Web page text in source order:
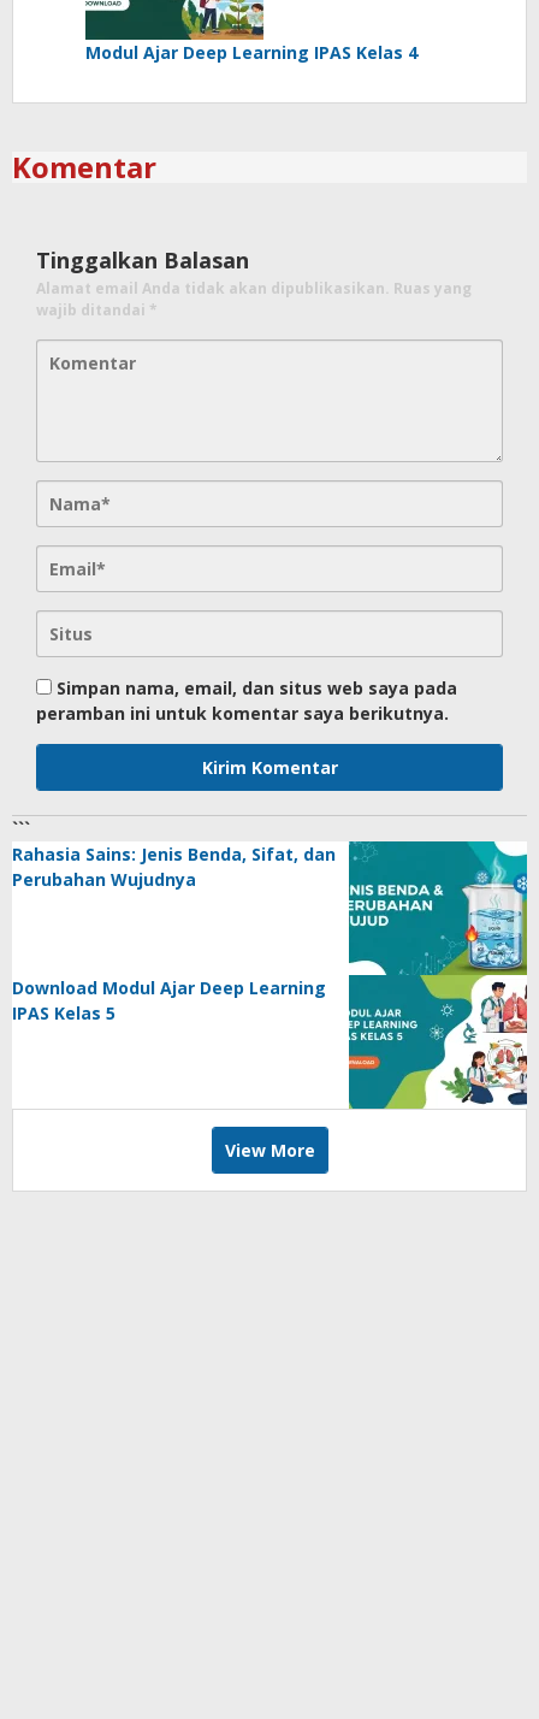
Modul Ajar Deep Learning IPAS Kelas 4
Komentar
Tinggalkan Balasan
Alamat email Anda tidak akan dipublikasikan. Ruas yang
wajib ditandai *
Simpan nama, email, dan situs web saya pada
peramban ini untuk komentar saya berikutnya.
```
Rahasia Sains: Jenis Benda, Sifat, dan
Perubahan Wujudnya
Download Modul Ajar Deep Learning
IPAS Kelas 5
View More